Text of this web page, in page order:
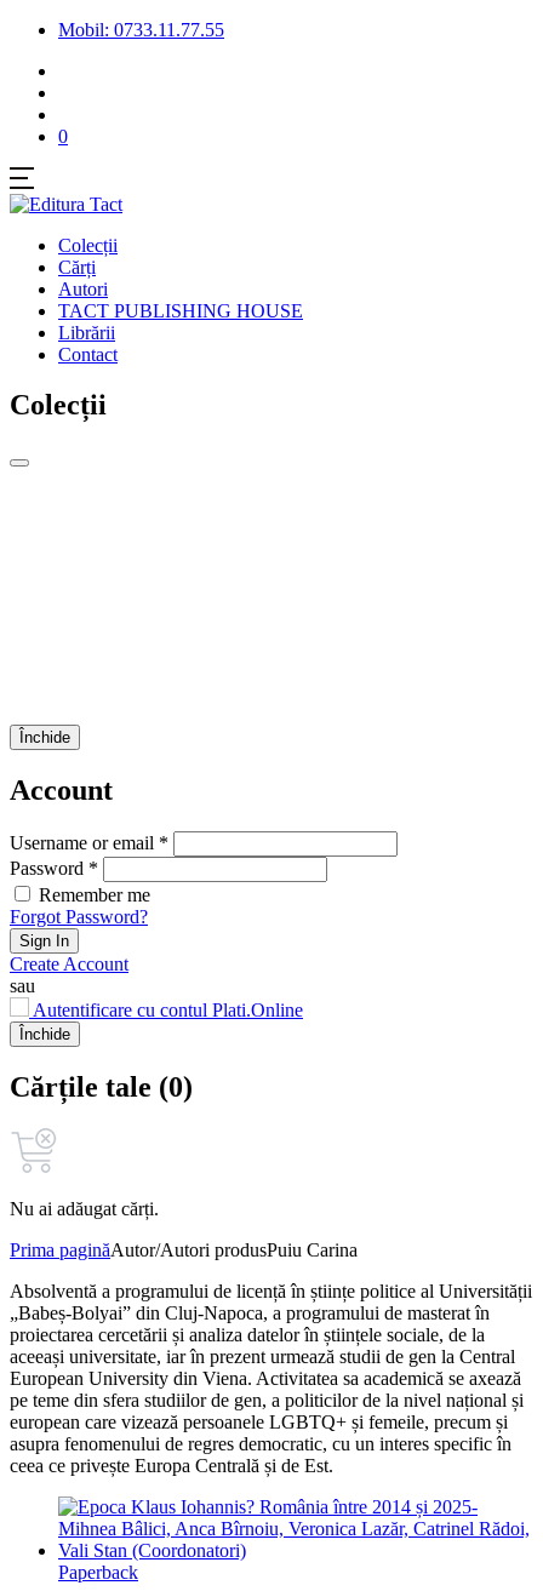
Mobil: 0733.11.77.55
0
Colecții
Cărți
Autori
TACT PUBLISHING HOUSE
Librării
Contact
Colecții
Închide
Account
Username or email *
Password *
Remember me
Forgot Password?
Sign In
Create Account
sau
Autentificare cu contul Plati.Online
Închide
Cărțile tale (0)
Nu ai adăugat cărți.
Prima paginăAutor/Autori produsPuiu Carina
Absolventă a programului de licență în științe politice al Universității
„Babeș-Bolyai” din Cluj-Napoca, a programului de masterat în
proiectarea cercetării și analiza datelor în științele sociale, de la
aceeași universitate, iar în prezent urmează studii de gen la Central
European University din Viena. Activitatea sa academică se axează
pe teme din sfera studiilor de gen, a politicilor de la nivel național și
european care vizează persoanele LGBTQ+ și femeile, precum și
asupra fenomenului de regres democratic, cu un interes specific în
ceea ce privește Europa Centrală și de Est.
Paperback